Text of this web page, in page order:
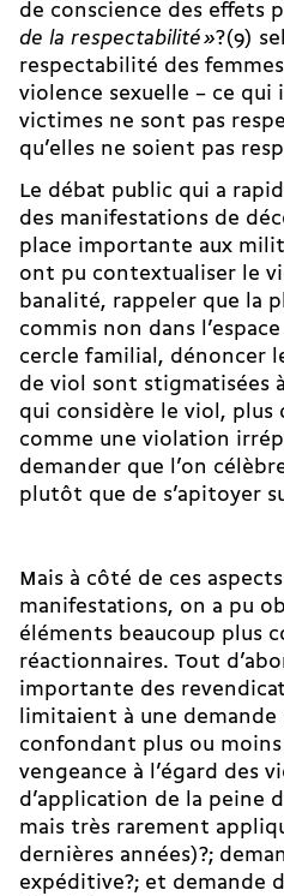
de conscience des effets
de la respectabilité»?(9)
respectabilité des
violence sexuelle – ce qui
victimes ne sont pas
qu’elles ne soient pas
Le débat public qui a
des manifestations de
place importante aux
ont pu contextualiser le
banalité, rappeler que la
commis non dans
cercle familial, dénoncer
de viol sont stigmatisées
qui considère le viol, plus
comme une violation
demander que l’on
plutôt que de s’apitoyer
Mais à côté de ces
manifestations, on a pu
éléments beaucoup plus
réactionnaires. Tout
importante des
limitaient à une demande
confondant plus ou
vengeance à l’égard des
d’application de la peine
mais très rarement
dernières années)?;
expéditive?; et demande